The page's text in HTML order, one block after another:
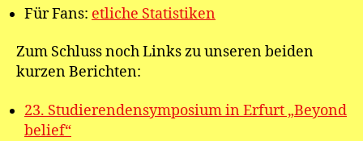
Für Fans: etliche Statistiken
Zum Schluss noch Links zu unseren beiden
kurzen Berichten:
23. Studierendensymposium in Erfurt „Beyond
belief“